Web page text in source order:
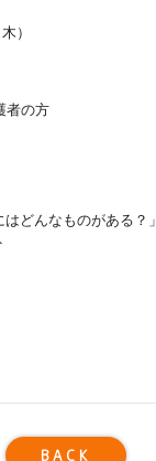
）
者の方
どんなものがある？」
BACK